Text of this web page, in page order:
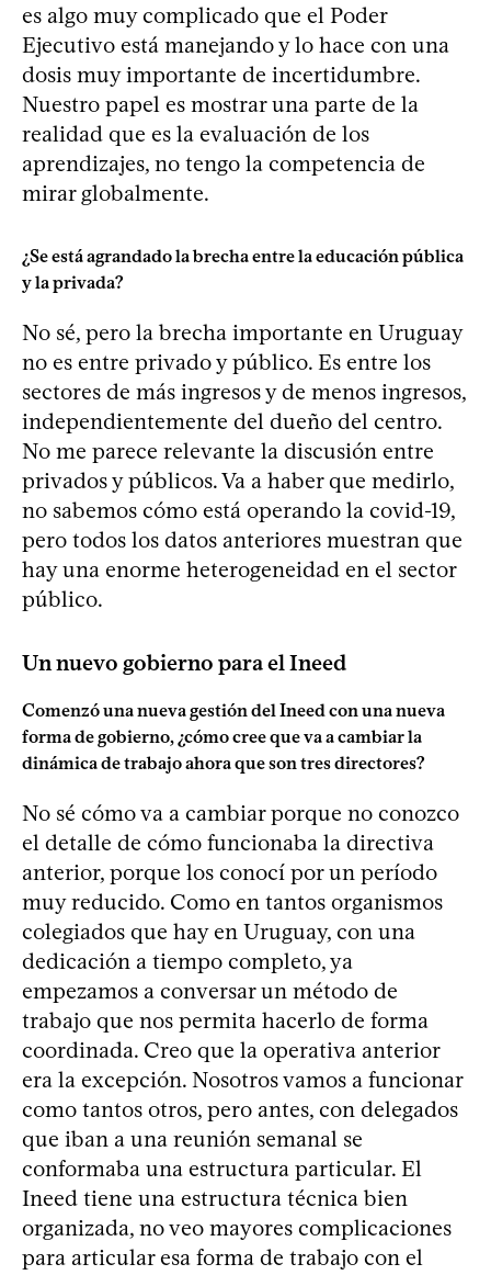
es algo muy complicado que el Poder
Ejecutivo está manejando y lo hace con una
dosis muy importante de incertidumbre.
Nuestro papel es mostrar una parte de la
realidad que es la evaluación de los
aprendizajes, no tengo la competencia de
mirar globalmente.
¿Se está agrandado la brecha entre la educación pública
y la privada?
No sé, pero la brecha importante en Uruguay
no es entre privado y público. Es entre los
sectores de más ingresos y de menos ingresos,
independientemente del dueño del centro.
No me parece relevante la discusión entre
privados y públicos. Va a haber que medirlo,
no sabemos cómo está operando la covid-19,
pero todos los datos anteriores muestran que
hay una enorme heterogeneidad en el sector
público.
Un nuevo gobierno para el Ineed
Comenzó una nueva gestión del Ineed con una nueva
forma de gobierno, ¿cómo cree que va a cambiar la
dinámica de trabajo ahora que son tres directores?
No sé cómo va a cambiar porque no conozco
el detalle de cómo funcionaba la directiva
anterior, porque los conocí por un período
muy reducido. Como en tantos organismos
colegiados que hay en Uruguay, con una
dedicación a tiempo completo, ya
empezamos a conversar un método de
trabajo que nos permita hacerlo de forma
coordinada. Creo que la operativa anterior
era la excepción. Nosotros vamos a funcionar
como tantos otros, pero antes, con delegados
que iban a una reunión semanal se
conformaba una estructura particular. El
Ineed tiene una estructura técnica bien
organizada, no veo mayores complicaciones
para articular esa forma de trabajo con el